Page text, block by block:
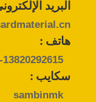
البريد
هاتف :
13820292615
سكايب :
sambinmk